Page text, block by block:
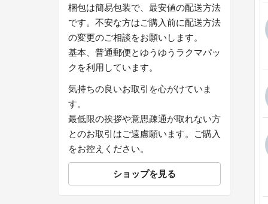
梱包は簡易包装で、最安値の配送方法
です。不安な方はご購入前に配送方法
の変更のご相談をお願いします。
基本、普通郵便とゆうゆうラクマパッ
クを利用しています。
気持ちの良いお取引を心がけていま
す。
最低限の挨拶や意思疎通が取れない方
とのお取引はご遠慮願います。ご購入
をお控えください。
ショップを見る